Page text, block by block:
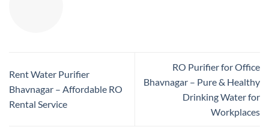
Rent Water Purifier
Bhavnagar – Affordable RO
Rental Service
RO Purifier for Office
Bhavnagar – Pure & Healthy
Drinking Water for
Workplaces